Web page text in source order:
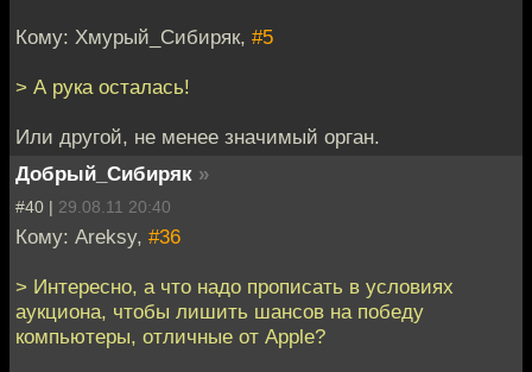
Кому: Хмурый_Сибиряк, #5
> А рука осталась!
Или другой, не менее значимый орган.
Добрый_Сибиряк »
#40 | 29.08.11 20:40
Кому: Areksy, #36
> Интересно, а что надо прописать в условиях
аукциона, чтобы лишить шансов на победу
компьютеры, отличные от Apple?